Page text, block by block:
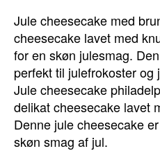
Jule cheesecake med
cheesecake lavet med
for en skøn julesmag.
perfekt til julefrokoster og
Jule cheesecake
delikat cheesecake lavet
Denne jule cheesecake
skøn smag af jul.